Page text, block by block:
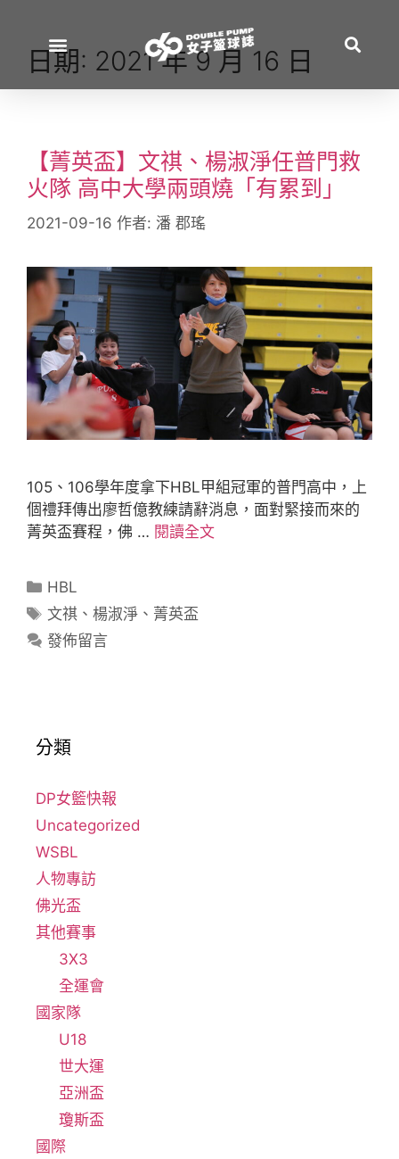
日期: 2021 年 9 月 16 日
【菁英盃】文祺、楊淑淨任普門救
火隊 高中大學兩頭燒「有累到」
2021-09-16 作者: 潘 郡瑤
105、106學年度拿下HBL甲組冠軍的普門高中，上
個禮拜傳出廖哲億教練請辭消息，面對緊接而來的
菁英盃賽程，佛 … 閱讀全文
HBL
文祺 、楊淑淨 、 菁英盃
發佈留言
分類
DP女籃快報
Uncategorized
WSBL
人物專訪
佛光盃
其他賽事
3X3
全運會
國家隊
U18
世大運
亞洲盃
瓊斯盃
國際